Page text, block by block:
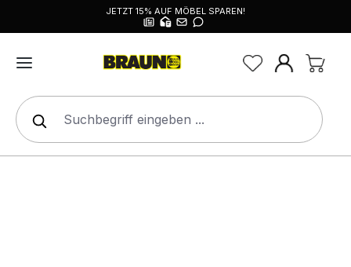
JETZT 15% AUF MÖBEL SPAREN!